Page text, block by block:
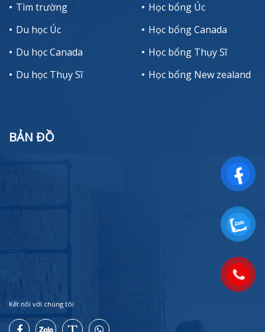
Tìm trường
Du học Úc
Du học Canada
Du học Thụy Sĩ
Học bổng Úc
Học bổng Canada
Học bổng Thụy Sĩ
Học bổng New zealand
BẢN ĐỒ
Kết nối với chúng tôi